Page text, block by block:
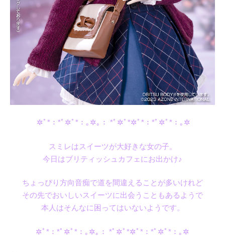
✲ﾟ*：*ﾟ✲ﾟ*：｡✲｡： *ﾟ✲ﾟ*✲ﾟ*：*ﾟ✲ﾟ*：｡✲
スミレはスイーツが大好きな女の子。
今日はブリティッシュカフェにお出かけ♪
ちょっぴり方向音痴で道を間違えることが多いけれど
その先でおいしいスイーツに出会うこともあるようで
本人はそんなに困ってはいないようです。
✲ﾟ*：*ﾟ✲ﾟ*：｡✲｡： *ﾟ✲ﾟ*✲ﾟ*：*ﾟ✲ﾟ*：｡✲